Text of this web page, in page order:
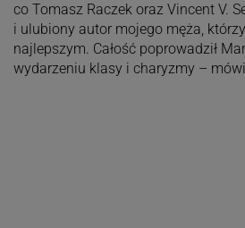
co Tomasz Raczek oraz Vincent V.
i ulubiony autor mojego męża,
najlepszym. Całość poprowadził
wydarzeniu klasy i charyzmy –